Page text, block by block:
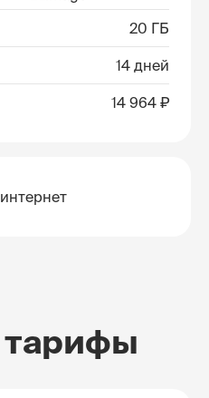
20 ГБ
14 дней
14 964 ₽
тарифы